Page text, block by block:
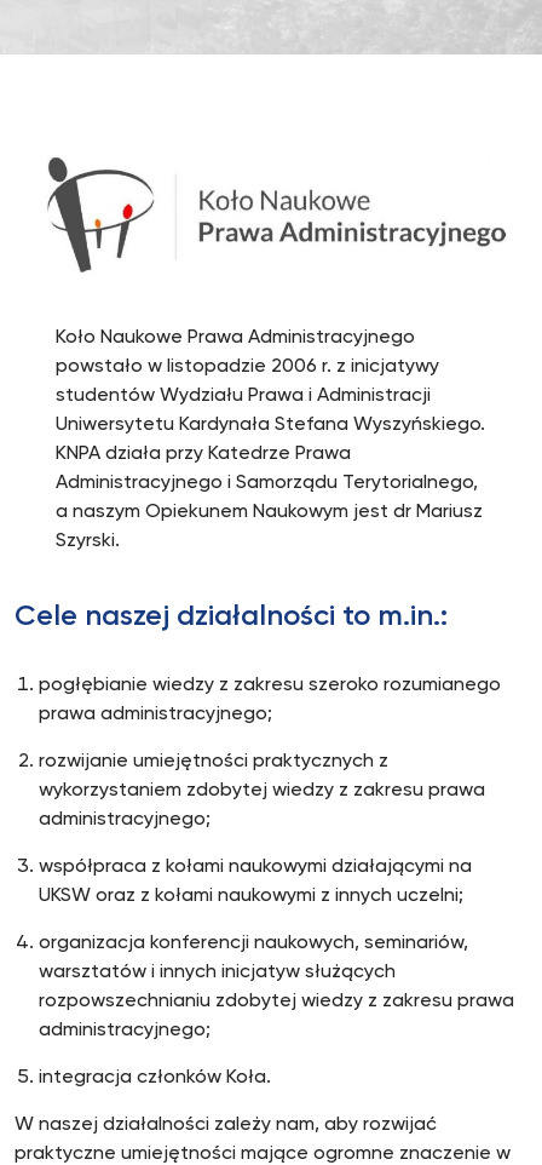
Koło Naukowe Prawa Administracyjnego
powstało w listopadzie 2006 r. z inicjatywy
studentów Wydziału Prawa i Administracji
Uniwersytetu Kardynała Stefana Wyszyńskiego.
KNPA działa przy Katedrze Prawa
Administracyjnego i Samorządu Terytorialnego,
a naszym Opiekunem Naukowym jest dr Mariusz
Szyrski.
Cele naszej działalności to m.in.:
pogłębianie wiedzy z zakresu szeroko rozumianego
prawa administracyjnego;
rozwijanie umiejętności praktycznych z
wykorzystaniem zdobytej wiedzy z zakresu prawa
administracyjnego;
współpraca z kołami naukowymi działającymi na
UKSW oraz z kołami naukowymi z innych uczelni;
organizacja konferencji naukowych, seminariów,
warsztatów i innych inicjatyw służących
rozpowszechnianiu zdobytej wiedzy z zakresu prawa
administracyjnego;
integracja członków Koła.
W naszej działalności zależy nam, aby rozwijać
praktyczne umiejętności mające ogromne znaczenie w